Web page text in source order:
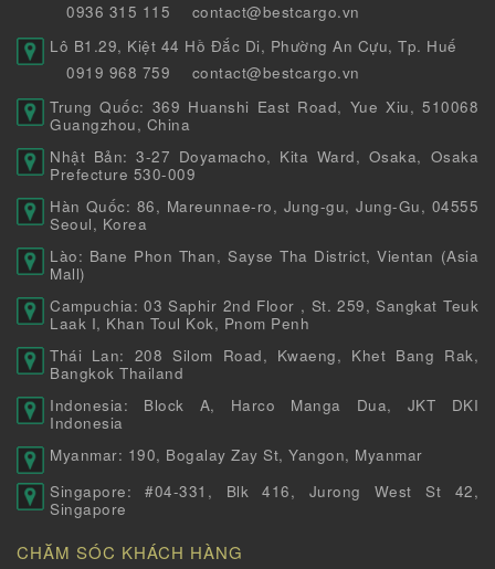
0936 315 115
contact@bestcargo.vn
Lô B1.29, Kiệt 44 Hồ Đắc Di, Phường An Cựu, Tp. Huế
0919 968 759
contact@bestcargo.vn
Trung Quốc: 369 Huanshi East Road, Yue Xiu, 510068
Guangzhou, China
Nhật Bản: 3-27 Doyamacho, Kita Ward, Osaka, Osaka
Prefecture 530-009
Hàn Quốc: 86, Mareunnae-ro, Jung-gu, Jung-Gu, 04555
Seoul, Korea
Lào: Bane Phon Than, Sayse Tha District, Vientan (Asia
Mall)
Campuchia: 03 Saphir 2nd Floor , St. 259, Sangkat Teuk
Laak I, Khan Toul Kok, Pnom Penh
Thái Lan: 208 Silom Road, Kwaeng, Khet Bang Rak,
Bangkok Thailand
Indonesia: Block A, Harco Manga Dua, JKT DKI
Indonesia
Myanmar: 190, Bogalay Zay St, Yangon, Myanmar
Singapore: #04-331, Blk 416, Jurong West St 42,
Singapore
CHĂM SÓC KHÁCH HÀNG